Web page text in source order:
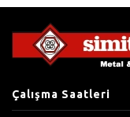
Çalışma Saatleri